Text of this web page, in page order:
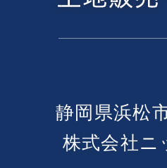
静岡県浜松
株式会社